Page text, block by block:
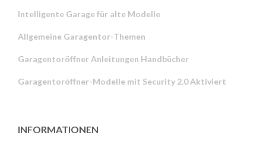
Intelligente Garage für alte Modelle
Allgemeine Garagentor-Themen
Garagentoröffner Anleitungen Handbücher
Garagentoröffner-Modelle mit Security 2.0 Aktiviert
INFORMATIONEN